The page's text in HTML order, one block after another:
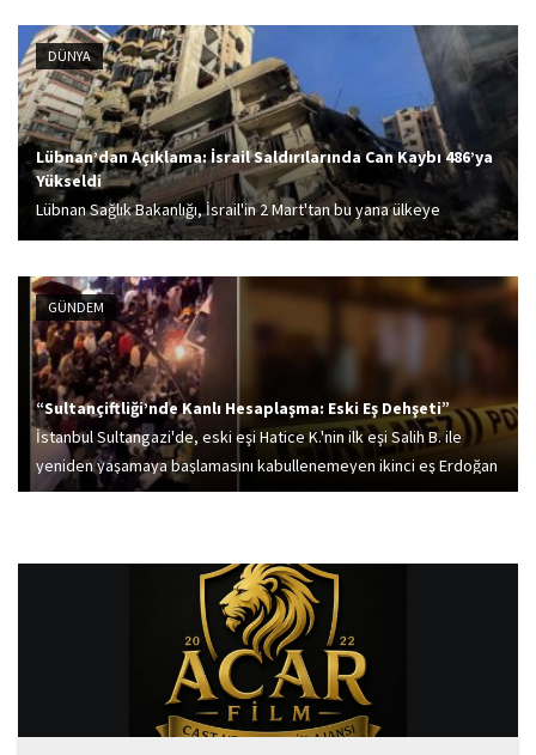
kazada araçlarda bulunan...
DÜNYA
Lübnan’dan Açıklama: İsrail Saldırılarında Can Kaybı 486’ya
Yükseldi
Lübnan Sağlık Bakanlığı, İsrail'in 2 Mart'tan bu yana ülkeye
gerçekleştirdiği saldırılarda hayatını kaybedenlerin sayısının 92
GÜNDEM
“Sultançiftliği’nde Kanlı Hesaplaşma: Eski Eş Dehşeti”
İstanbul Sultangazi'de, eski eşi Hatice K.'nin ilk eşi Salih B. ile
yeniden yaşamaya başlamasını kabullenemeyen ikinci eş Erdoğan
A., ikilinin alışveriş yaptığı sırada Salih B.'ye silahla ateş etti. Salih